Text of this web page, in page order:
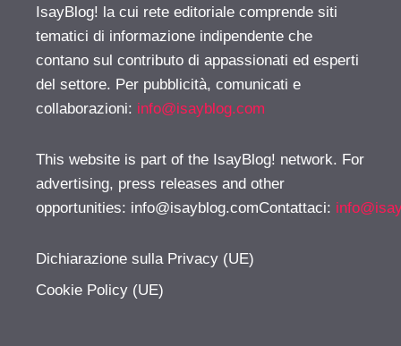
IsayBlog! la cui rete editoriale comprende siti
tematici di informazione indipendente che
contano sul contributo di appassionati ed esperti
del settore. Per pubblicità, comunicati e
collaborazioni: info@isayblog.com
This website is part of the IsayBlog! network. For
advertising, press releases and other
opportunities: info@isayblog.comContattaci:
Dichiarazione sulla Privacy (UE)
Cookie Policy (UE)